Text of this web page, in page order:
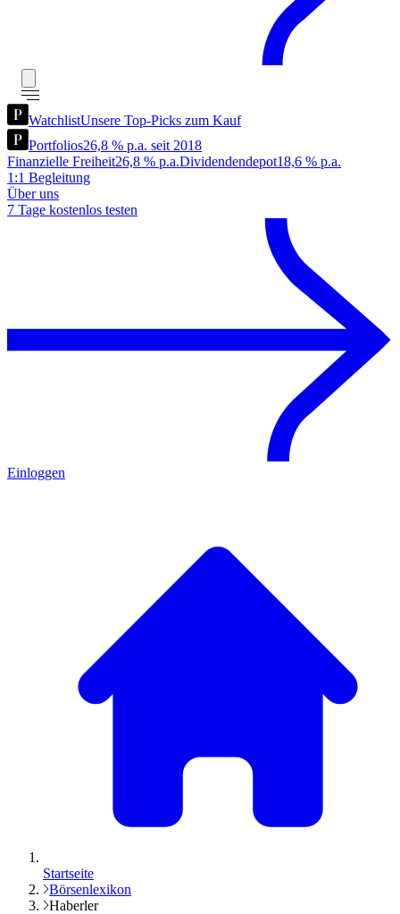
WatchlistUnsere Top-Picks zum Kauf
Portfolios26,8 % p.a. seit 2018
Finanzielle Freiheit26,8 % p.a.Dividendendepot18,6 % p.a.
1:1 Begleitung
Über uns
7 Tage kostenlos testen
Einloggen
Startseite
Börsenlexikon
Haberler